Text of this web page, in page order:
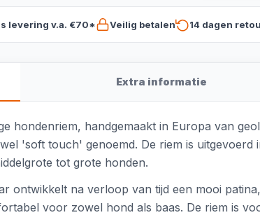
levering v.a. €70* Veilig betalen 14 dagen
Extra informatie
hondenriem, handgemaakt in Europa van
'soft touch' genoemd. De riem is
tot grote honden.
ontwikkelt na verloop van tijd een mooi
voor zowel hond als baas. De riem is